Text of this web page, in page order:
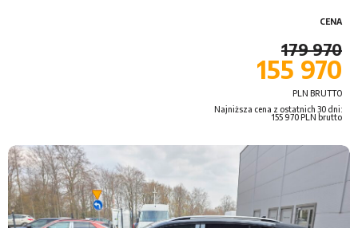
CENA
179 970
155 970
PLN BRUTTO
Najniższa cena z ostatnich 30 dni:
155 970 PLN brutto